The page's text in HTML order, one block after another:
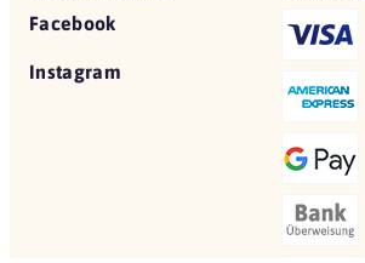
Facebook
Instagram